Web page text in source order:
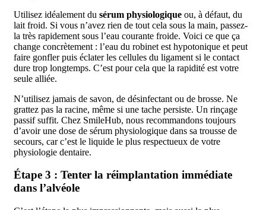
Utilisez idéalement du sérum physiologique ou, à défaut, du
lait froid. Si vous n’avez rien de tout cela sous la main, passez-
la très rapidement sous l’eau courante froide. Voici ce que ça
change concrètement : l’eau du robinet est hypotonique et peut
faire gonfler puis éclater les cellules du ligament si le contact
dure trop longtemps. C’est pour cela que la rapidité est votre
seule alliée.
N’utilisez jamais de savon, de désinfectant ou de brosse. Ne
grattez pas la racine, même si une tache persiste. Un rinçage
passif suffit. Chez SmileHub, nous recommandons toujours
d’avoir une dose de sérum physiologique dans sa trousse de
secours, car c’est le liquide le plus respectueux de votre
physiologie dentaire.
Étape 3 : Tenter la réimplantation immédiate
dans l’alvéole